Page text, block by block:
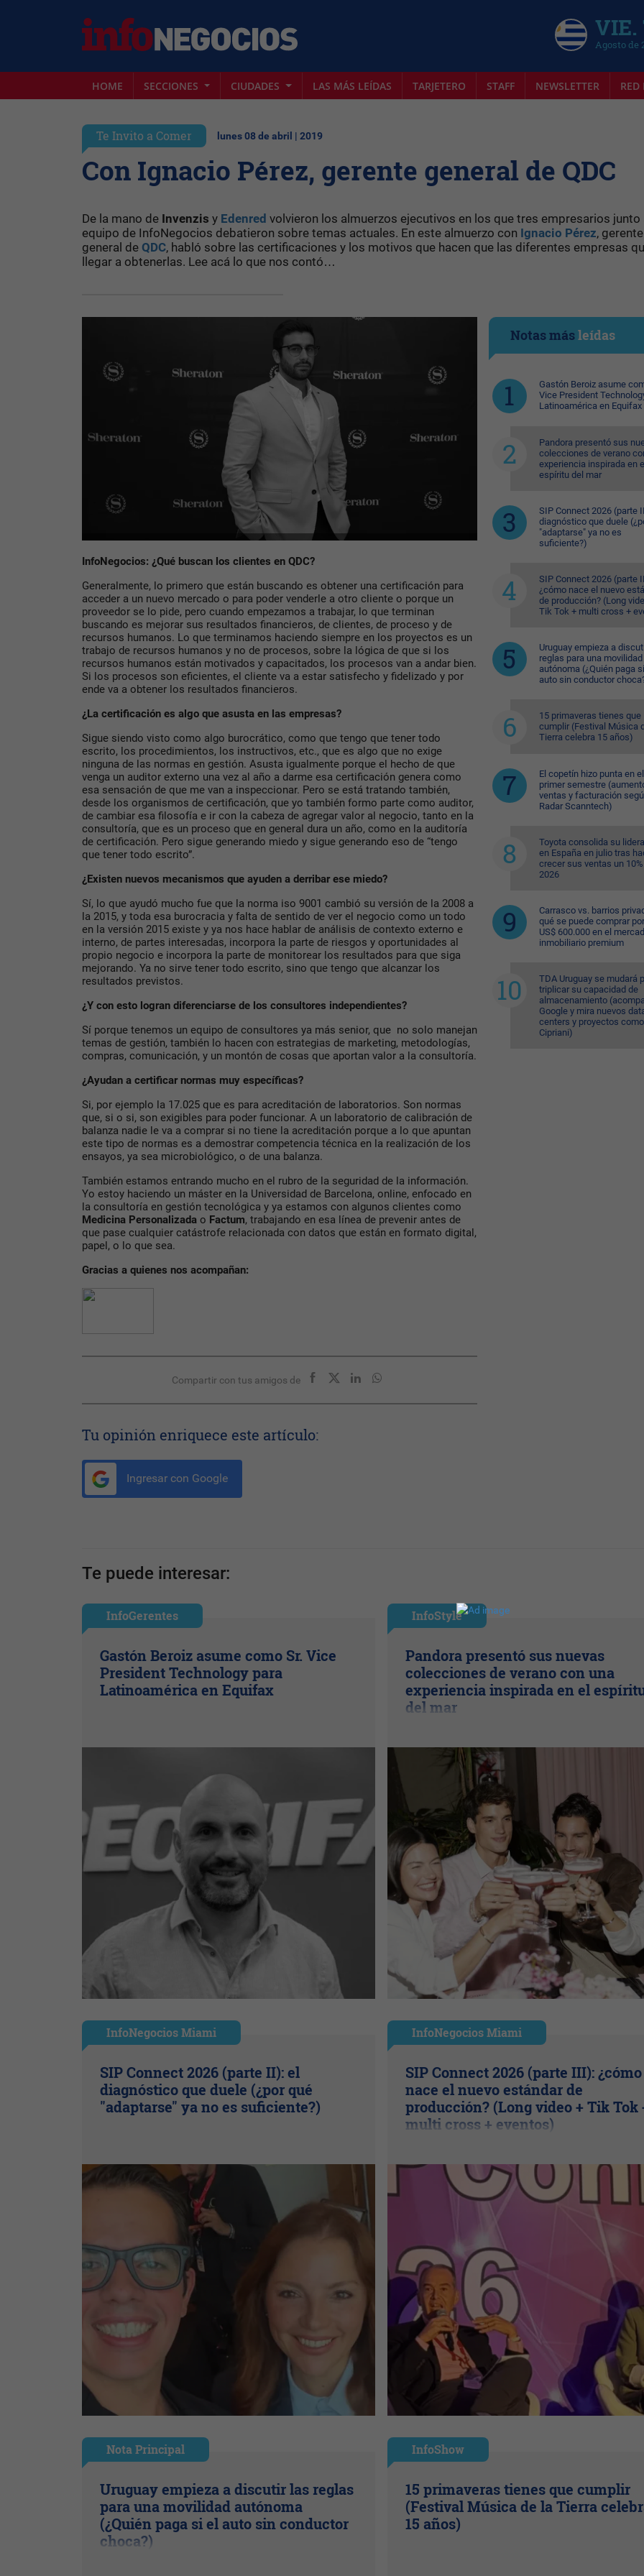
VIE.
Agosto de
HOME SECCIONES CIUDADES LAS MÁS LEÍDAS TARJETERO STAFF NEWSLETTER
Te Invito a Comer lunes 08 de abril | 2019
Con Ignacio Pérez, gerente general de QDC
De la mano de Invenzis y Edenred volvieron los almuerzos ejecutivos en los que tres empresarios junto
equipo de InfoNegocios debatieron sobre temas actuales. En este almuerzo con Ignacio Pérez, gerente
general de QDC, habló sobre las certificaciones y los motivos que hacen que las diferentes empresas
llegar a obtenerlas. Lee acá lo que nos contó…
InfoNegocios: ¿Qué buscan los clientes en QDC?
Generalmente, lo primero que están buscando es obtener una certificación para
acceder a un nuevo mercado o para poder venderle a otro cliente o porque un
proveedor se lo pide, pero cuando empezamos a trabajar, lo que terminan
buscando es mejorar sus resultados financieros, de clientes, de proceso y de
recursos humanos. Lo que terminamos haciendo siempre en los proyectos es un
trabajo de recursos humanos y no de procesos, sobre la lógica de que si los
recursos humanos están motivados y capacitados, los procesos van a andar bien.
Si los procesos son eficientes, el cliente va a estar satisfecho y fidelizado y por
ende va a obtener los resultados financieros.
¿La certificación es algo que asusta en las empresas?
Sigue siendo visto como algo burocrático, como que tengo que tener todo
escrito, los procedimientos, los instructivos, etc., que es algo que no exige
ninguna de las normas en gestión. Asusta igualmente porque el hecho de que
venga un auditor externo una vez al año a darme esa certificación genera como
esa sensación de que me van a inspeccionar. Pero se está tratando también,
desde los organismos de certificación, que yo también formo parte como auditor,
de cambiar esa filosofía e ir con la cabeza de agregar valor al negocio, tanto en la
consultoría, que es un proceso que en general dura un año, como en la auditoría
de certificación. Pero sigue generando miedo y sigue generando eso de “tengo
que tener todo escrito”.
¿Existen nuevos mecanismos que ayuden a derribar ese miedo?
Sí, lo que ayudó mucho fue que la norma iso 9001 cambió su versión de la 2008 a
la 2015, y toda esa burocracia y falta de sentido de ver el negocio como un todo
en la versión 2015 existe y ya nos hace hablar de análisis de contexto externo e
interno, de partes interesadas, incorpora la parte de riesgos y oportunidades al
propio negocio e incorpora la parte de monitorear los resultados para que siga
mejorando. Ya no sirve tener todo escrito, sino que tengo que alcanzar los
resultados previstos.
¿Y con esto logran diferenciarse de los consultores independientes?
Sí porque tenemos un equipo de consultores ya más senior, que no solo manejan
temas de gestión, también lo hacen con estrategias de marketing, metodologías,
compras, comunicación, y un montón de cosas que aportan valor a la consultoría.
¿Ayudan a certificar normas muy específicas?
Si, por ejemplo la 17.025 que es para acreditación de laboratorios. Son normas
que, si o si, son exigibles para poder funcionar. A un laboratorio de calibración de
balanza nadie le va a comprar si no tiene la acreditación porque a lo que apuntan
este tipo de normas es a demostrar competencia técnica en la realización de los
ensayos, ya sea microbiológico, o de una balanza.
También estamos entrando mucho en el rubro de la seguridad de la información.
Yo estoy haciendo un máster en la Universidad de Barcelona, online, enfocado en
la consultoría en gestión tecnológica y ya estamos con algunos clientes como
Medicina Personalizada o Factum, trabajando en esa línea de prevenir antes de
que pase cualquier catástrofe relacionada con datos que están en formato digital,
papel, o lo que sea.
Gracias a quienes nos acompañan:
Compartir con tus amigos de
Tu opinión enriquece este artículo:
Ingresar con Google
Notas másleídas
Gastón Beroiz asume
Vice President
Latinoamérica en Equifax
Pandora presentó sus
colecciones de verano
experiencia inspirada en
espíritu del mar
SIP Connect 2026 (parte
diagnóstico que duele
"adaptarse" ya no es
suficiente?)
SIP Connect 2026 (parte
¿cómo nace el nuevo
de producción? (Long
Tik Tok + multi cross +
Uruguay empieza a
reglas para una movilidad
autónoma (¿Quién paga
auto sin conductor
15 primaveras tienes que
cumplir (Festival Música
Tierra celebra 15 años)
El copetín hizo punta en el
primer semestre
ventas y facturación
Radar Scanntech)
Toyota consolida su
en España en julio tras
crecer sus ventas un
2026
Carrasco vs. barrios
qué se puede comprar
US$ 600.000 en el
inmobiliario premium
TDA Uruguay se mudará
triplicar su capacidad de
almacenamiento
Google y mira nuevos
centers y proyectos como
Cipriani)
Te puede interesar:
InfoGerentes
Gastón Beroiz asume como Sr. Vice
President Technology para
Latinoamérica en Equifax
InfoStyle
Pandora presentó sus nuevas
colecciones de verano con una
experiencia inspirada en el
del mar
InfoNegocios Miami
SIP Connect 2026 (parte II): el
diagnóstico que duele (¿por qué
"adaptarse" ya no es suficiente?)
InfoNegocios Miami
SIP Connect 2026 (parte III): ¿cómo
nace el nuevo estándar de
producción? (Long video + Tik Tok
multi cross + eventos)
Nota Principal
Uruguay empieza a discutir las reglas
para una movilidad autónoma
(¿Quién paga si el auto sin conductor
choca?)
InfoShow
15 primaveras tienes que cumplir
(Festival Música de la Tierra
15 años)